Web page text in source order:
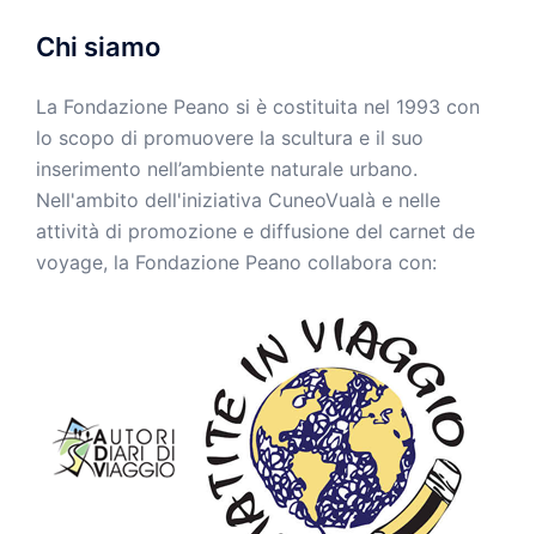
Chi siamo
La Fondazione Peano si è costituita nel 1993 con
lo scopo di promuovere la scultura e il suo
inserimento nell’ambiente naturale urbano.
Nell'ambito dell'iniziativa CuneoVualà e nelle
attività di promozione e diffusione del carnet de
voyage, la Fondazione Peano collabora con: